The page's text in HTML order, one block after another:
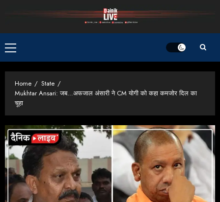
Primary
Menu
Home
State
Mukhtar Ansari: जब…अफजाल अंसारी ने CM योगी को कहा कमजोर दिल का
चूहा